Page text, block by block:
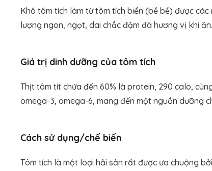
Khô tôm tích làm từ tôm tích biển (bề bề) được
lượng ngon, ngọt, dai chắc đậm đà hương vị khi ăn.
Giá trị dinh dưỡng của tôm tích
Thịt tôm tít chứa đến 60% là protein, 290 calo,
omega-3, omega-6, mang đến một nguồn dưỡng
Cách sử dụng/chế biến
Tôm tích là một loại hải sản rất được ưa chuộng